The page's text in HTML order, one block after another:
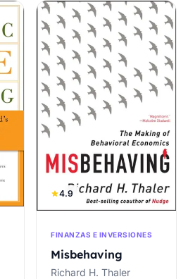
4.9
FINANZAS E INVERSIONES
Misbehaving
Richard H. Thaler